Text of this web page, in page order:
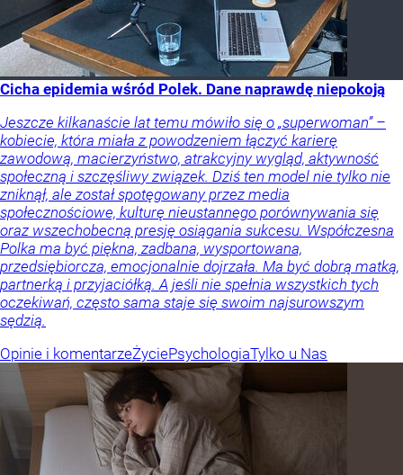
Cicha epidemia wśród Polek. Dane naprawdę niepokoją
Jeszcze kilkanaście lat temu mówiło się o „superwoman” –
kobiecie, która miała z powodzeniem łączyć karierę
zawodową, macierzyństwo, atrakcyjny wygląd, aktywność
społeczną i szczęśliwy związek. Dziś ten model nie tylko nie
zniknął, ale został spotęgowany przez media
społecznościowe, kulturę nieustannego porównywania się
oraz wszechobecną presję osiągania sukcesu. Współczesna
Polka ma być piękna, zadbana, wysportowana,
przedsiębiorcza, emocjonalnie dojrzała. Ma być dobrą matką,
partnerką i przyjaciółką. A jeśli nie spełnia wszystkich tych
oczekiwań, często sama staje się swoim najsurowszym
sędzią.
Opinie i komentarzeŻyciePsychologiaTylko u Nas